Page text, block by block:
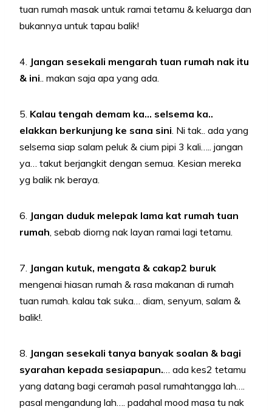
tuan rumah masak untuk ramai tetamu & keluarga dan
bukannya untuk tapau balik!
4. Jangan sesekali mengarah tuan rumah nak itu
& ini.. makan saja apa yang ada.
5. Kalau tengah demam ka… selsema ka..
elakkan berkunjung ke sana sini. Ni tak.. ada yang
selsema siap salam peluk & cium pipi 3 kali….. jangan
ya… takut berjangkit dengan semua. Kesian mereka
yg balik nk beraya.
6. Jangan duduk melepak lama kat rumah tuan
rumah, sebab diorng nak layan ramai lagi tetamu.
7. Jangan kutuk, mengata & cakap2 buruk
mengenai hiasan rumah & rasa makanan di rumah
tuan rumah. kalau tak suka… diam, senyum, salam &
balik!.
8. Jangan sesekali tanya banyak soalan & bagi
syarahan kepada sesiapapun.… ada kes2 tetamu
yang datang bagi ceramah pasal rumahtangga lah….
pasal mengandung lah…. padahal mood masa tu nak